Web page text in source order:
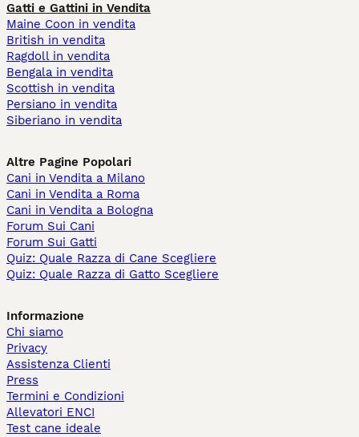
Gatti e Gattini in Vendita
Maine Coon in vendita
British in vendita
Ragdoll in vendita
Bengala in vendita
Scottish in vendita
Persiano in vendita
Siberiano in vendita
Altre Pagine Popolari
Cani in Vendita a Milano
Cani in Vendita a Roma
Cani in Vendita a Bologna
Forum Sui Cani
Forum Sui Gatti
Quiz: Quale Razza di Cane Scegliere
Quiz: Quale Razza di Gatto Scegliere
Informazione
Chi siamo
Privacy
Assistenza Clienti
Press
Termini e Condizioni
Allevatori ENCI
Test cane ideale